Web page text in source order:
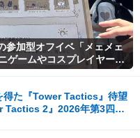
加型オフイベ「メェメェ
ゲームやコスプレイヤー撮
得た『Tower Tactics』待望
Tactics 2』2026年第3四半